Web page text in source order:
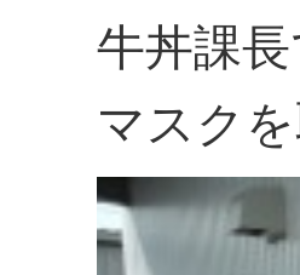
牛丼課長
マスク